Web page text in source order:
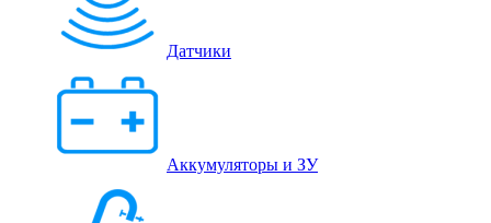
Датчики
Аккумуляторы и ЗУ